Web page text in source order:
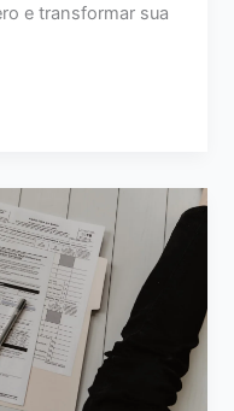
e transformar sua